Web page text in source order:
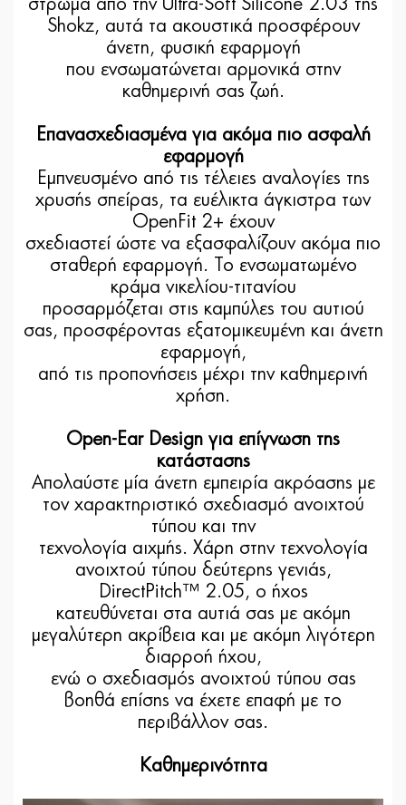
στρώμα από την Ultra-Soft Silicone 2.03 της
Shokz, αυτά τα ακουστικά προσφέρουν
άνετη, φυσική εφαρμογή
που ενσωματώνεται αρμονικά στην
καθημερινή σας ζωή.
Επανασχεδιασμένα για ακόμα πιο ασφαλή
εφαρμογή
Εμπνευσμένο από τις τέλειες αναλογίες της
χρυσής σπείρας, τα ευέλικτα άγκιστρα των
OpenFit 2+ έχουν
σχεδιαστεί ώστε να εξασφαλίζουν ακόμα πιο
σταθερή εφαρμογή. Το ενσωματωμένο
κράμα νικελίου-τιτανίου
προσαρμόζεται στις καμπύλες του αυτιού
σας, προσφέροντας εξατομικευμένη και άνετη
εφαρμογή,
από τις προπονήσεις μέχρι την καθημερινή
χρήση.
Open-Ear Design για επίγνωση της
κατάστασης
Απολαύστε μία άνετη εμπειρία ακρόασης με
τον χαρακτηριστικό σχεδιασμό ανοιχτού
τύπου και την
τεχνολογία αιχμής. Χάρη στην τεχνολογία
ανοιχτού τύπου δεύτερης γενιάς,
DirectPitch™ 2.05, ο ήχος
κατευθύνεται στα αυτιά σας με ακόμη
μεγαλύτερη ακρίβεια και με ακόμη λιγότερη
διαρροή ήχου,
ενώ ο σχεδιασμός ανοιχτού τύπου σας
βοηθά επίσης να έχετε επαφή με το
περιβάλλον σας.
Καθημερινότητα